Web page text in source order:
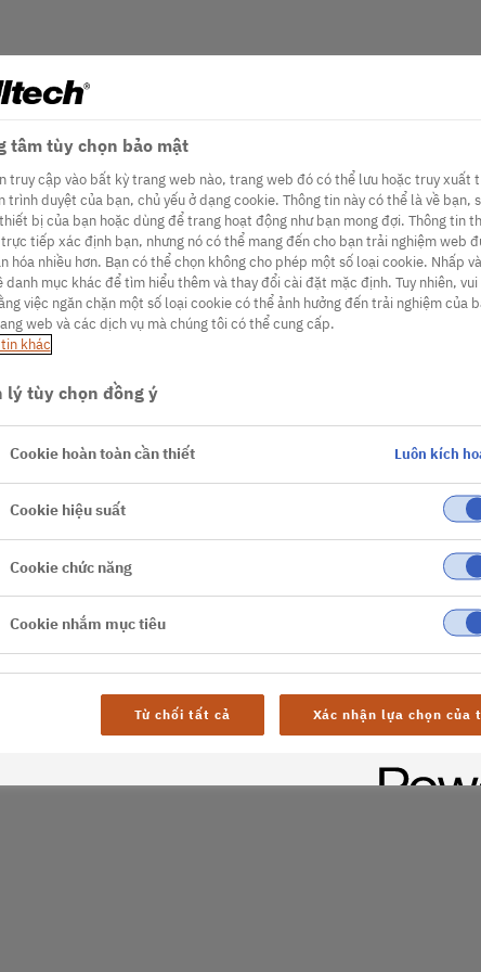
difficulties. Try
tâm tùy chọn bảo mật
truy cập vào bất kỳ trang web nào, trang web đó có thể lưu hoặc truy xuất
trình duyệt của bạn, chủ yếu ở dạng cookie. Thông tin này có thể là về bạn,
bị của bạn hoặc dùng để trang hoạt động như bạn mong đợi. Thông tin
tiếp xác định bạn, nhưng nó có thể mang đến cho bạn trải nghiệm web
hóa nhiều hơn. Bạn có thể chọn không cho phép một số loại cookie. Nhấp
danh mục khác để tìm hiểu thêm và thay đổi cài đặt mặc định. Tuy nhiên, vui
việc ngăn chặn một số loại cookie có thể ảnh hưởng đến trải nghiệm của
web và các dịch vụ mà chúng tôi có thể cung cấp.
khác
lý tùy chọn đồng ý
Cookie hoàn toàn cần thiết Luôn kích
Cookie hiệu suất
Cookie chức năng
Cookie nhắm mục tiêu
Từ chối tất cả Xác nhận lựa chọn của